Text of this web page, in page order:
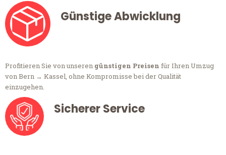
Günstige Abwicklung
Profitieren Sie von unseren günstigen Preisen für Ihren Umzug
von Bern → Kassel, ohne Kompromisse bei der Qualität
einzugehen.
Sicherer Service